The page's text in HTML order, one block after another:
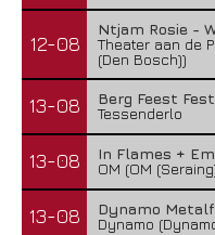
12-08
Ntjam Rosie -
Theater aan de
(Den Bosch))
13-08
Berg Feest
Tessenderlo
13-08
In Flames +
OM (OM
13-08
Dynamo
Dynamo